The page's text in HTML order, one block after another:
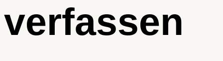
verfassen